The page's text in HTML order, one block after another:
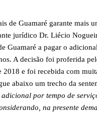
de Guamaré garante mais
jurídico Dr. Liécio
Guamaré a pagar o
A decisão foi proferida
e foi recebida com
abaixo um trecho da
por tempo de
na presente